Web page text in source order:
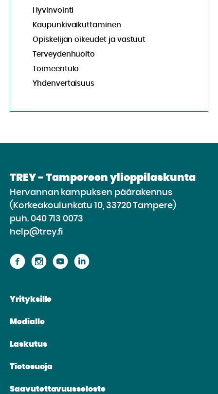
Hyvinvointi
Kaupunkivaikuttaminen
Opiskelijan oikeudet ja vastuut
Terveydenhuolto
Toimeentulo
Yhdenvertaisuus
TREY - Tampereen ylioppilaskunta
Hervannan kampuksen päärakennus
(Korkeakoulunkatu 10, 33720 Tampere)
puh. 040 713 0073
help@trey.fi
SiirrySiirrySiirrySiirry
Yrityksille
Medialle
Laskutus
Tietosuoja
Saavutettavuusseloste